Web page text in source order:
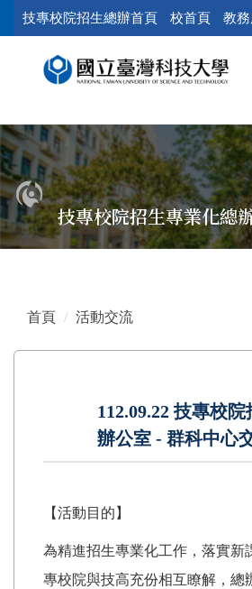
到
容
區
塊
技專校院招生總辦首頁 校首頁 教
技專校院招生專業化總
首頁 活動交流
112.09.22 技專校
辦公室 - 群科中心
【活動目的】
為精進招生專業化工作，落實新
專校院與技高充份相互瞭解，總